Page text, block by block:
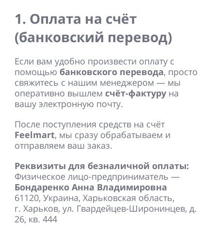
1. Оплата на счёт
(банковский перевод)
Если вам удобно произвести оплату с
помощью банковского перевода, просто
свяжитесь с нашим менеджером — мы
оперативно вышлем счёт-фактуру на
вашу электронную почту.
После поступления средств на счёт
Feelmart, мы сразу обрабатываем и
отправляем ваш заказ.
Реквизиты для безналичной оплаты:
Физическое лицо-предприниматель —
Бондаренко Анна Владимировна
61120, Украина, Харьковская область,
г. Харьков, ул. Гвардейцев-Широнинцев, д.
26, кв. 444